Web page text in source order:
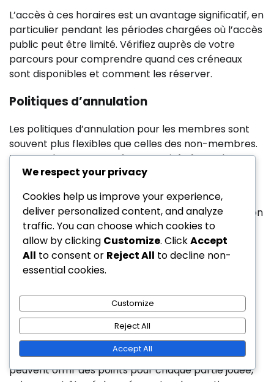
L’accès à ces horaires est un avantage significatif, en
particulier pendant les périodes chargées où l’accès
public peut être limité. Vérifiez auprès de votre
parcours pour comprendre quand ces créneaux
sont disponibles et comment les réserver.
Politiques d’annulation
Les politiques d’annulation pour les membres sont
souvent plus flexibles que celles des non-membres.
Les membres peuvent être autorisés à annuler ou
modifier leurs départs avec peu ou pas de préavis,
Il est important de consulter la politique d’annulation
associée à votre adhésion pour éviter d’éventuels
frais. Certains parcours peuvent exiger un certain
délai de préavis pour les annulations, tandis que
d’autres peuvent offrir une flexibilité totale.
Avantages des programmes de fidélité
Les programmes de fidélité sont courants dans les
parcours de golf publics, récompensant les
membres pour leur jeu fréquent. Ces programmes
peuvent offrir des points pour chaque partie jouée,
We respect your privacy
Cookies help us improve your experience,
deliver personalized content, and analyze
traffic. You can choose which cookies to
allow by clicking Customize. ClickAccept
All to consent or Reject All to decline non-
essential cookies.
Customize
Reject All
Accept All